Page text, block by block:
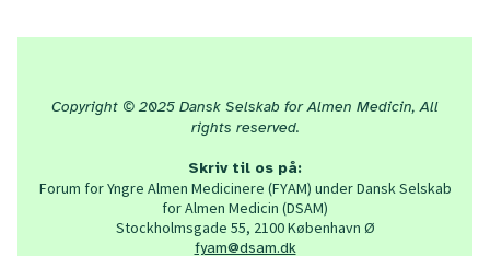
Copyright © 2025 Dansk Selskab for Almen Medicin, All
rights reserved.
Skriv til os på:
Forum for Yngre Almen Medicinere (FYAM) under Dansk Selskab
for Almen Medicin (DSAM)
Stockholmsgade 55, 2100 København Ø
fyam@dsam.dk